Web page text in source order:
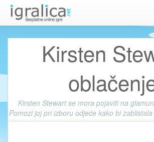
Kirsten
Kirsten Stewart se mora pojaviti na
Pomozi joj pri izboru odjeće kako bi